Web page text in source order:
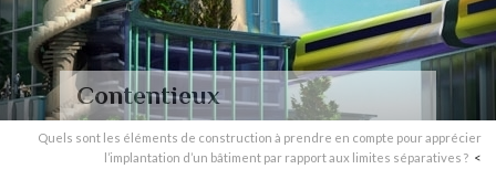
Contentieux
Quels sont les éléments de construction à prendre en compte pour apprécier
l’implantation d’un bâtiment par rapport aux limites séparatives ?